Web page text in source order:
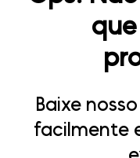
Baixe
facilmente